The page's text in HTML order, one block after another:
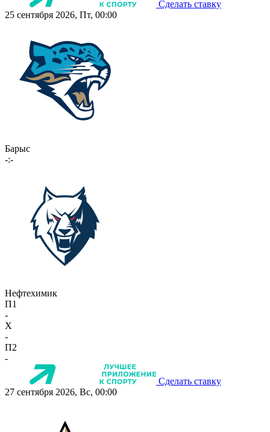
Сделать ставку
25 сентября 2026, Пт, 00:00
Барыс
-:-
Нефтехимик
П1
-
X
-
П2
-
Сделать ставку
27 сентября 2026, Вс, 00:00